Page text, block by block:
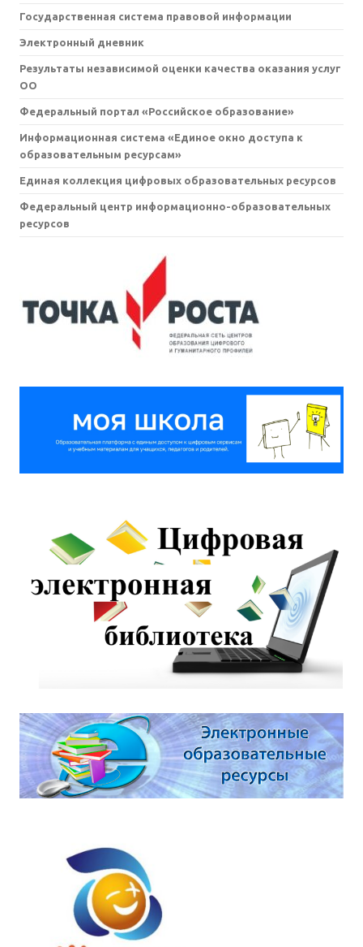
Государственная система правовой информации
Электронный дневник
Результаты независимой оценки качества оказания услуг
ОО
Федеральный портал «Российское образование»
Информационная система «Единое окно доступа к
образовательным ресурсам»
Единая коллекция цифровых образовательных ресурсов
Федеральный центр информационно-образовательных
ресурсов